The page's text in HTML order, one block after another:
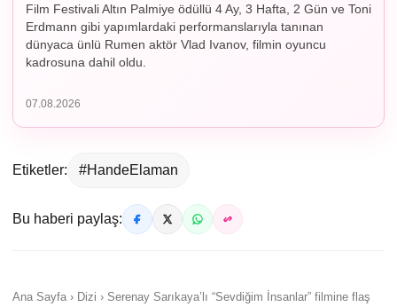
Film Festivali Altın Palmiye ödüllü 4 Ay, 3 Hafta, 2 Gün ve Toni
Erdmann gibi yapımlardaki performanslarıyla tanınan
dünyaca ünlü Rumen aktör Vlad Ivanov, filmin oyuncu
kadrosuna dahil oldu.
07.08.2026
Etiketler: #HandeElaman
Bu haberi paylaş:
Ana Sayfa › Dizi › Serenay Sarıkaya’lı “Sevdiğim İnsanlar” filmine flaş